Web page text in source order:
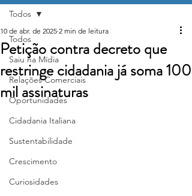
Todos
Saiu na Mídia
Relações Comerciais
Oportunidades
Cidadania Italiana
Sustentabilidade
Crescimento
Curiosidades
Todos
Petição contra decreto que
restringe cidadania já soma 100
mil assinaturas
10 de abr. de 2025 2 min de leitura